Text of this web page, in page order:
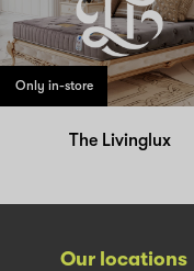
Only in-store
The Livinglux
Our locations